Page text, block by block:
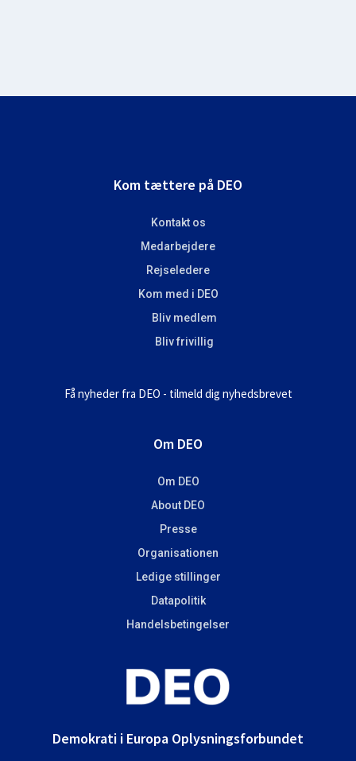
Kom tættere på DEO
Kontakt os
Medarbejdere
Rejseledere
Kom med i DEO
Bliv medlem
Bliv frivillig
Få nyheder fra DEO - tilmeld dig nyhedsbrevet
Om DEO
Om DEO
About DEO
Presse
Organisationen
Ledige stillinger
Datapolitik
Handelsbetingelser
Demokrati i Europa Oplysningsforbundet